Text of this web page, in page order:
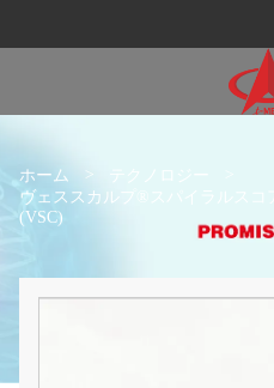
ホーム > テクノロジー
ヴェススカルプ®スパイラルスコ
(VSC)